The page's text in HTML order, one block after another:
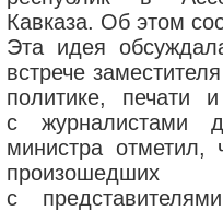
Кавказа. Об этом
Эта идея
встрече
политике, печати
с журналистами
министра отметил,
с